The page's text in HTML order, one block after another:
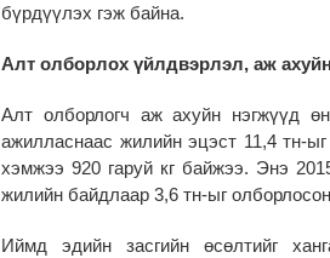
бүрдүүлэх гэж байна.
Алт олборлох үйлдвэрлэл, аж
Алт олборлогч аж ахуйн нэгжүүд
ажилласнаас жилийн эцэст 11,4 тн-
хэмжээ 920 гаруй кг байжээ. Энэ
жилийн байдлаар 3,6 тн-ыг
Иймд эдийн засгийн өсөлтийг